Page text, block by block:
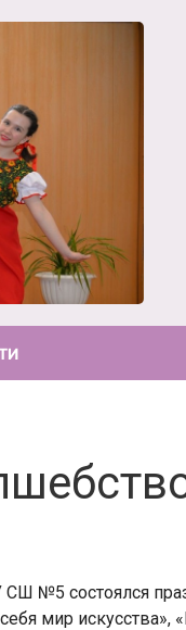
№5 состоялся
мир искусства»,